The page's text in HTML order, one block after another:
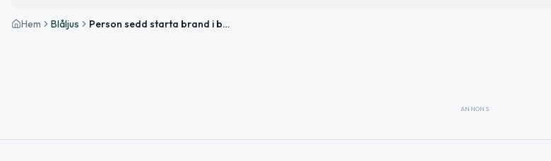
Hem Blåljus Person sedd starta brand i buskage i Lund
ANNONS